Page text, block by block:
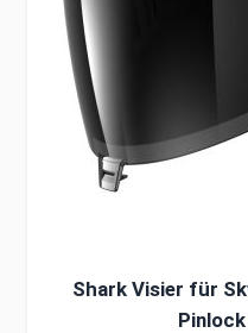
Shark Visier für